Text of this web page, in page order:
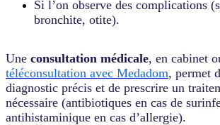
Si l’on observe des complications
bronchite, otite).
Une consultation médicale, en cabinet
téléconsultation avec Medadom, permet
diagnostic précis et de prescrire un
nécessaire (antibiotiques en cas de
antihistaminique en cas d’allergie).